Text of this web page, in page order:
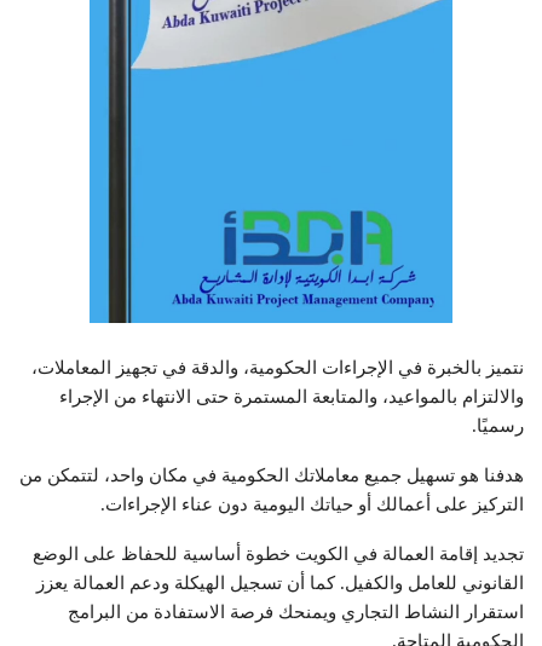
نتميز بالخبرة في الإجراءات الحكومية، والدقة في تجهيز المعاملات،
والالتزام بالمواعيد، والمتابعة المستمرة حتى الانتهاء من الإجراء
رسميًا.
هدفنا هو تسهيل جميع معاملاتك الحكومية في مكان واحد، لتتمكن من
التركيز على أعمالك أو حياتك اليومية دون عناء الإجراءات.
تجديد إقامة العمالة في الكويت خطوة أساسية للحفاظ على الوضع
القانوني للعامل والكفيل. كما أن تسجيل الهيكلة ودعم العمالة يعزز
استقرار النشاط التجاري ويمنحك فرصة الاستفادة من البرامج
الحكومية المتاحة.